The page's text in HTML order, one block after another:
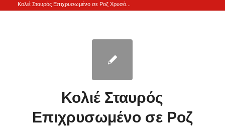
Κολιέ Σταυρός Επιχρυσωμένο σε Ροζ Χρυσό...
Κολιέ Σταυρός
Επιχρυσωμένο σε Ροζ